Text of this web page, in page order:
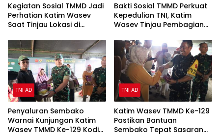
Kegiatan Sosial TMMD Jadi
Perhatian Katim Wasev
Saat Tinjau Lokasi di
Bakti Sosial TMMD Perkuat
Kepedulian TNI, Katim
Wasev Tinjau Pembagian
TNI AD
Penyaluran Sembako
Warnai Kunjungan Katim
Wasev TMMD Ke-129 Kodim
TNI AD
Katim Wasev TMMD Ke-129
Pastikan Bantuan
Sembako Tepat Sasaran